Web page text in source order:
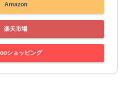
Amazon
楽天市場
ショッピング